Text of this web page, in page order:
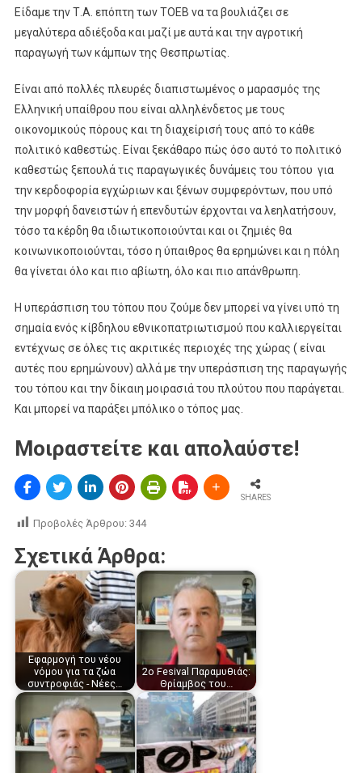
Είδαμε την Τ.Α. επόπτη των ΤΟΕΒ να τα βουλιάζει σε
μεγαλύτερα αδιέξοδα και μαζί με αυτά και την αγροτική
παραγωγή των κάμπων της Θεσπρωτίας.
Είναι από πολλές πλευρές διαπιστωμένος ο μαρασμός της
Ελληνική υπαίθρου που είναι αλληλένδετος με τους
οικονομικούς πόρους και τη διαχείρισή τους από το κάθε
πολιτικό καθεστώς. Είναι ξεκάθαρο πώς όσο αυτό το πολιτικό
καθεστώς ξεπουλά τις παραγωγικές δυνάμεις του τόπου για
την κερδοφορία εγχώριων και ξένων συμφερόντων, που υπό
την μορφή δανειστών ή επενδυτών έρχονται να λεηλατήσουν,
τόσο τα κέρδη θα ιδιωτικοποιούνται και οι ζημιές θα
κοινωνικοποιούνται, τόσο η ύπαιθρος θα ερημώνει και η πόλη
θα γίνεται όλο και πιο αβίωτη, όλο και πιο απάνθρωπη.
Η υπεράσπιση του τόπου που ζούμε δεν μπορεί να γίνει υπό τη
σημαία ενός κίβδηλου εθνικοπατριωτισμού που καλλιεργείται
εντέχνως σε όλες τις ακριτικές περιοχές της χώρας ( είναι
αυτές που ερημώνουν) αλλά με την υπεράσπιση της παραγωγής
του τόπου και την δίκαιη μοιρασιά του πλούτου που παράγεται.
Και μπορεί να παράξει μπόλικο ο τόπος μας.
Μοιραστείτε και απολαύστε!
SHARES
Προβολές Άρθρου: 344
Σχετικά Άρθρα:
Εφαρμογή του νέου
νόμου για τα ζώα
συντροφιάς - Νέες…
2ο Fesival Παραμυθιάς:
Θρίαμβος του…